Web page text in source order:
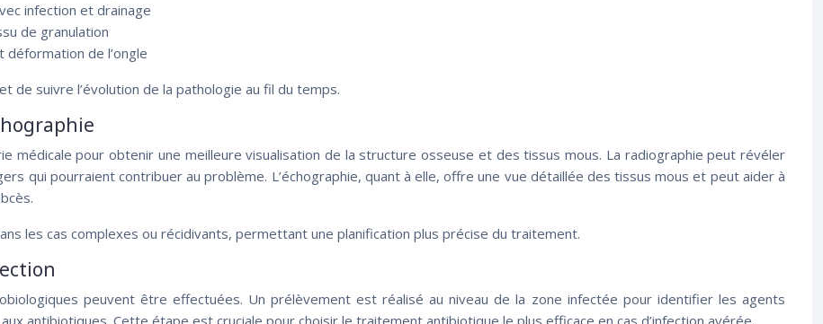
infection et drainage
de granulation
de l’ongle
suivre l’évolution de la pathologie au fil du temps.
médicale pour obtenir une meilleure visualisation de la structure osseuse et des tissus mous. La radiographie peut révéler
qui pourraient contribuer au problème. L’échographie, quant à elle, offre une vue détaillée des tissus mous et peut aider à
les cas complexes ou récidivants, permettant une planification plus précise du traitement.
peuvent être effectuées. Un prélèvement est réalisé au niveau de la zone infectée pour identifier les agents